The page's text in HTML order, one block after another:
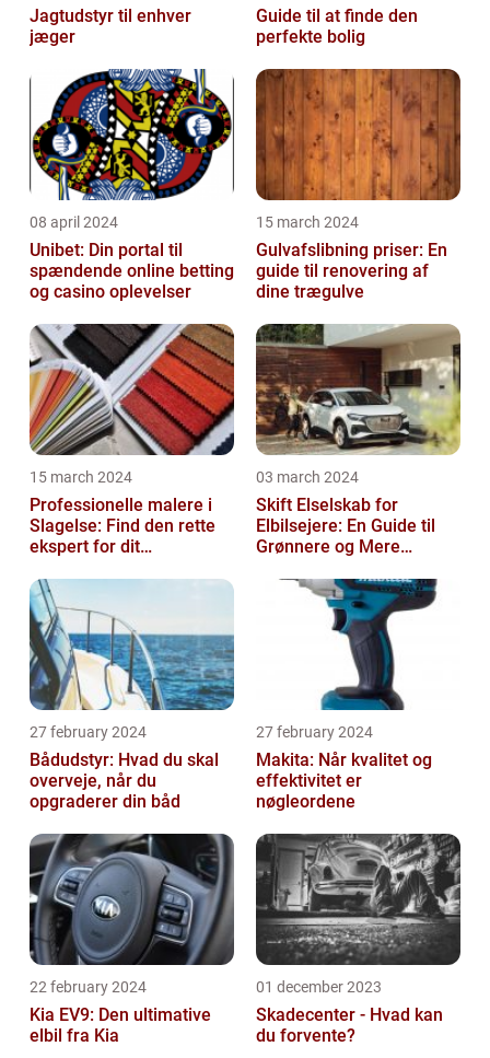
Jagtudstyr til enhver
jæger
Guide til at finde den
perfekte bolig
08 april 2024
Unibet: Din portal til
spændende online betting
og casino oplevelser
15 march 2024
Gulvafslibning priser: En
guide til renovering af
dine trægulve
15 march 2024
Professionelle malere i
Slagelse: Find den rette
ekspert for dit
03 march 2024
Skift Elselskab for
Elbilsejere: En Guide til
Grønnere og Mere
27 february 2024
Bådudstyr: Hvad du skal
overveje, når du
opgraderer din båd
27 february 2024
Makita: Når kvalitet og
effektivitet er
nøgleordene
22 february 2024
Kia EV9: Den ultimative
elbil fra Kia
01 december 2023
Skadecenter - Hvad kan
du forvente?